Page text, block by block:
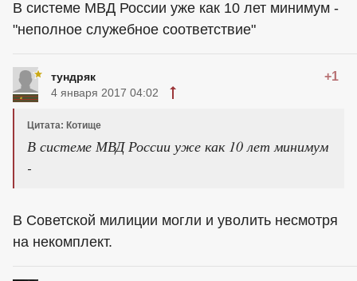
В системе МВД России уже как 10 лет минимум -
"неполное служебное соответствие"
тундряк +1
4 января 2017 04:02
Цитата: Котище
В системе МВД России уже как 10 лет минимум
-
В Советской милиции могли и уволить несмотря
на некомплект.